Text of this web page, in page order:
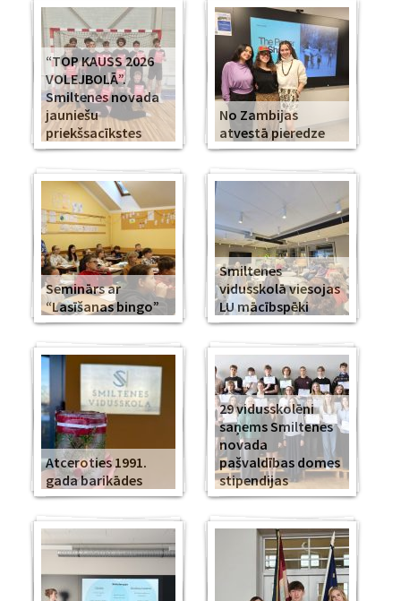
“TOP KAUSS 2026
VOLEJBOLĀ”.
Smiltenes novada
jauniešu
priekšsacīkstes
No Zambijas
atvestā pieredze
Seminārs ar
“Lasīšanas bingo”
Smiltenes
vidusskolā viesojas
LU mācībspēki
Atceroties 1991.
gada barikādes
29 vidusskolēni
saņems Smiltenes
novada
pašvaldības domes
stipendijas